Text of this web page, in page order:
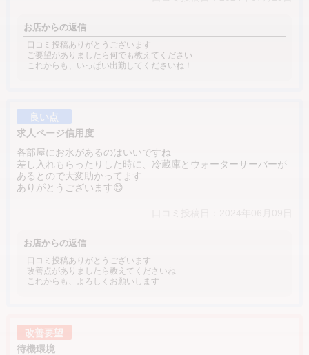
お店からの返信
口コミ投稿ありがとうございます
ご要望がありましたら何でも教えてください
これからも、いっぱい出勤してくださいね！
良い点
求人ページ信用度
各部屋にお水があるのはいいですね
差し入れもらったりした時に、冷蔵庫とウォーターサーバーが
あるとので大変助かってます
ありがとうございます😊
お店からの返信
口コミ投稿ありがとうございます
改善点がありましたら教えてくださいね
これからも、よろしくお願いします
改善要望
待機環境